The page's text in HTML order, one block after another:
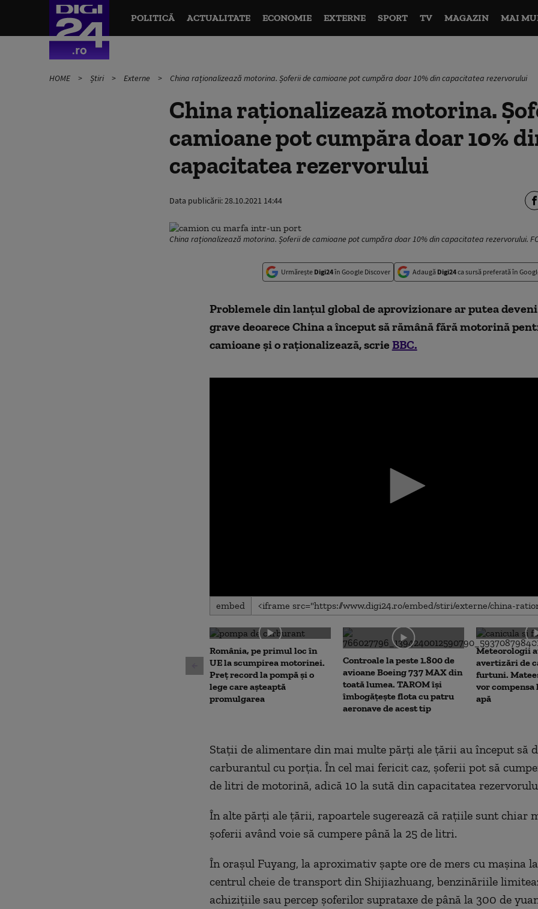
POLITICĂ ACTUALITATE ECONOMIE EXTERNE SPORT TV MAGAZIN MAI
HOME Știri Externe China raționalizează motorina. Șoferii de camioane pot cumpăra doar 10% din capacitatea rezervorului
China raționalizează motorina.
camioane pot cumpăra doar 10%
capacitatea rezervorului
Data publicării:28.10.2021 14:44
China raționalizează motorina. Șoferii de camioane pot cumpăra doar 10% din capacitatea rezervorului.
Urmărește Digi24în Google Discover Adaugă Digi24ca sursă preferată în
Problemele din lanțul global de aprovizionare ar putea
grave deoarece China a început să rămână fără motorină
camioane și o raționalizează, scrie BBC.
0
seconds
0
secondsVolume
90%
embed
România, pe primul loc în
UE la scumpirea motorinei.
Preț record la pompă și o
lege care așteaptă
promulgarea
Controale la peste 1.800 de
avioane Boeing 737 MAX din
toată lumea. TAROM își
îmbogățește flota cu patru
aeronave de acest tip
Meteorologii
avertizări de
furtuni.
vor compensa
apă
Stații de alimentare din mai multe părți ale țării au început să
carburantul cu porția. În cel mai fericit caz, șoferii pot să
de litri de motorină, adică 10 la sută din capacitatea
În alte părți ale țării, rapoartele sugerează că rațiile sunt chiar
șoferii având voie să cumpere până la 25 de litri.
În orașul Fuyang, la aproximativ șapte ore de mers cu mașina
centrul cheie de transport din Shijiazhuang, benzinăriile
achizițiile sau percep șoferilor suprataxe de până la 300 de